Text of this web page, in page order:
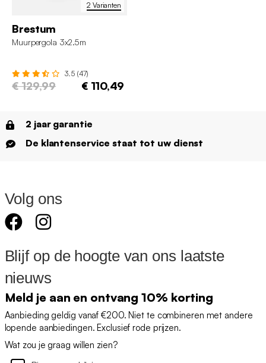
2 Varianten
Brestum
Muurpergola 3x2.5m
3.5 (47)
€ 129,99 € 110,49
2 jaar garantie
De klantenservice staat tot uw dienst
Volg ons
Blijf op de hoogte van ons laatste
nieuws
Meld je aan en ontvang 10% korting
Aanbieding geldig vanaf €200. Niet te combineren met andere
lopende aanbiedingen. Exclusief rode prijzen.
Wat zou je graag willen zien?